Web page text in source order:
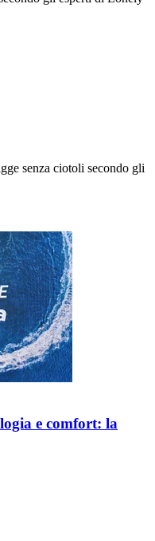
senza ciotoli secondo gli
e comfort: la